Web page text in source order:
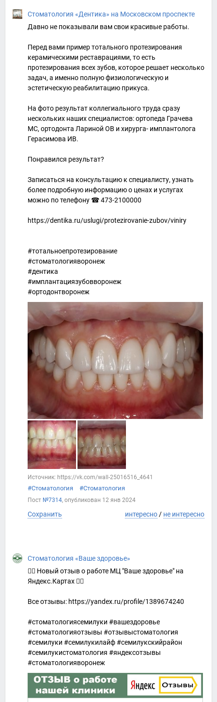
Стоматология «Дентика» на Московском проспекте
Давно не показывали вам свои красивые работы.
Перед вами пример тотального протезирования
керамическими реставрациями, то есть
протезирования всех зубов, которое решает несколько
задач, а именно полную физиологическую и
эстетическую реабилитацию прикуса.
На фото результат коллегиального труда сразу
нескольких наших специалистов: ортопеда Грачева
МС, ортодонта Лариной ОВ и хирурга- имплантолога
Герасимова ИВ.
Понравился результат?
Записаться на консультацию к специалисту, узнать
более подробную информацию о ценах и услугах
можно по телефону ☎ 473-2100000
https://dentika.ru/uslugi/protezirovanie-zubov/viniry
#тотальноепротезирование
#стоматологияворонеж
#дентика
#имплантациязубовворонеж
#ортодонтворонеж
Источник: https://vk.com/wall-25016516_4641
#Стоматология #Стоматология
Пост №7314, опубликован 12 янв 2024
Сохранить интересно/ не интересно
Стоматология «Ваше здоровье»
👍🏻 Новый отзыв о работе МЦ "Ваше здоровье" на
Яндекс.Картах 👇🏻
Все отзывы: https://yandex.ru/profile/1389674240
#стоматологиясемилуки #вашездоровье
#стоматологияотзывы #отзывыстоматология
#семилуки #семилукилайф #семилукскийрайон
#семилукистоматология #яндексотзывы
#стоматологияворонеж